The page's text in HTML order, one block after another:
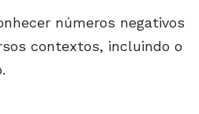
números negativos
contextos, incluindo o